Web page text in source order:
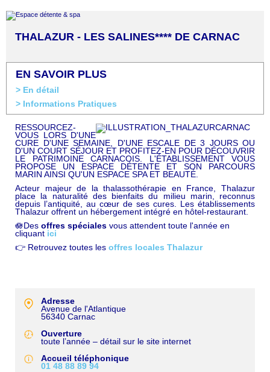
THALAZUR - LES SALINES**** DE CARNAC
EN SAVOIR PLUS
> En détail
> Informations Pratiques
RESSOURCEZ-
VOUS LORS D'UNE
CURE D'UNE SEMAINE, D'UNE ESCALE DE 3 JOURS OU
D'UN COURT SÉJOUR ET PROFITEZ-EN POUR DÉCOUVRIR
LE PATRIMOINE CARNACOIS. L'ÉTABLISSEMENT VOUS
PROPOSE UN ESPACE DÉTENTE ET SON PARCOURS
MARIN AINSI QU'UN ESPACE SPA ET BEAUTÉ.
Acteur majeur de la thalassothérapie en France, Thalazur
place la naturalité des bienfaits du milieu marin, reconnus
depuis l’antiquité, au cœur de ses cures. Les établissements
Thalazur offrent un hébergement intégré en hôtel-restaurant.
🪷Des offres spéciales vous attendent toute l'année en
cliquant ici​
👉 Retrouvez toutes les offres locales Thalazur
Adresse
Avenue de l'Atlantique
56340 Carnac
Ouverture
toute l’année – détail sur le site internet
Accueil téléphonique
01 48 88 89 94